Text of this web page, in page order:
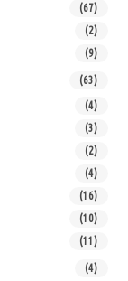
(67)
(2)
(9)
(63)
(4)
(3)
(2)
(4)
(16)
(10)
(11)
(4)